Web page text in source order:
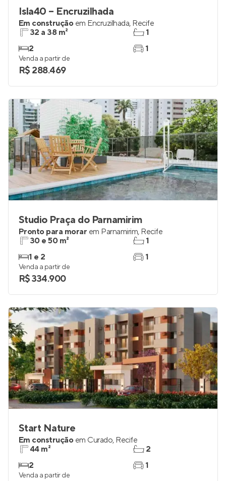
Isla40 – Encruzilhada
Em construção em Encruzilhada, Recife
32 a 38 m²
2
1
1
Venda a partir de
R$ 288.469
Studio Praça do Parnamirim
Pronto para morar em Parnamirim, Recife
30 e 50 m²
1 e 2
1
1
Venda a partir de
R$ 334.900
Start Nature
Em construção em Curado, Recife
44 m²
2
2
1
Venda a partir de